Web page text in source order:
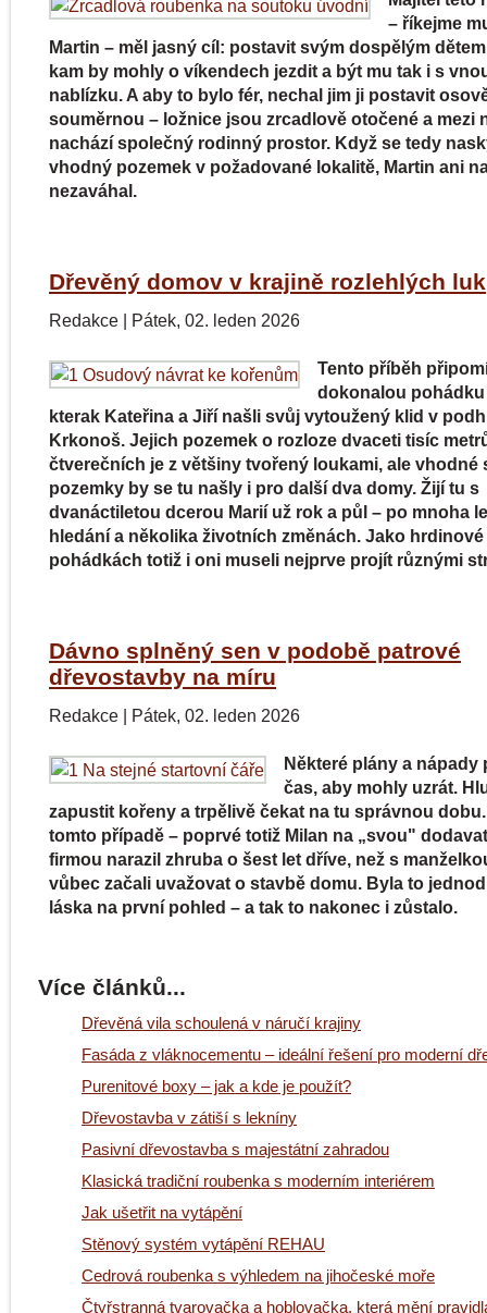
– říkejme
Martin – měl jasný cíl: postavit svým dospělým
kam by mohly o víkendech jezdit a být mu tak i s
nablízku. A aby to bylo fér, nechal jim ji postavit
souměrnou – ložnice jsou zrcadlově otočené a mezi
nachází společný rodinný prostor. Když se tedy
vhodný pozemek v požadované lokalitě, Martin ani
nezaváhal.
Dřevěný domov v krajině rozlehlých luk
Redakce | Pátek, 02. leden 2026
Tento příběh
dokonalou pohádku
kterak Kateřina a Jiří našli svůj vytoužený klid v
Krkonoš. Jejich pozemek o rozloze dvaceti tisíc
čtverečních je z většiny tvořený loukami, ale vhodné
pozemky by se tu našly i pro další dva domy. Žijí tu s
dvanáctiletou dcerou Marií už rok a půl – po mnoha
hledání a několika životních změnách. Jako
pohádkách totiž i oni museli nejprve projít různými
Dávno splněný sen v podobě patrové
dřevostavby na míru
Redakce | Pátek, 02. leden 2026
Některé plány a nápady
čas, aby mohly uzrát.
zapustit kořeny a trpělivě čekat na tu správnou
tomto případě – poprvé totiž Milan na „svou"
firmou narazil zhruba o šest let dříve, než s
vůbec začali uvažovat o stavbě domu. Byla to
láska na první pohled – a tak to nakonec i zůstalo.
Více článků...
Dřevěná vila schoulená v náručí krajiny
Fasáda z vláknocementu – ideální řešení pro moderní
Purenitové boxy – jak a kde je použít?
Dřevostavba v zátiší s lekníny
Pasivní dřevostavba s majestátní zahradou
Klasická tradiční roubenka s moderním interiérem
Jak ušetřit na vytápění
Stěnový systém vytápění REHAU
Cedrová roubenka s výhledem na jihočeské moře
Čtyřstranná tvarovačka a hoblovačka, která mění